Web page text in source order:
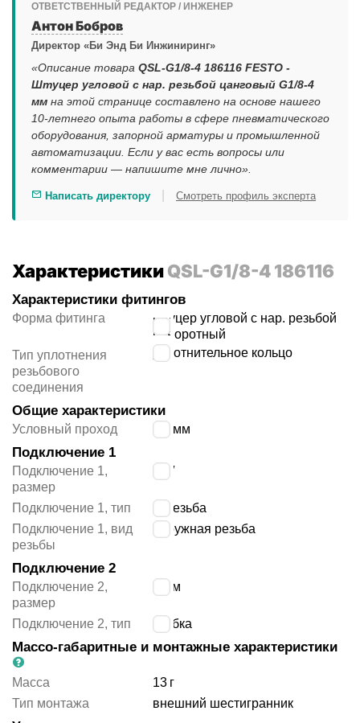
ОТВЕТСТВЕННЫЙ РЕДАКТОР / ИНЖЕНЕР
Антон Бобров
Директор «Би Энд Би Инжиниринг»
«Описание товара QSL-G1/8-4 186116 FESTO -
Штуцер угловой с нар. резьбой цанговый G1/8-4
мм на этой странице составлено на основе нашего
10-летнего опыта работы в сфере пневматического
оборудования, запорной арматуры и промышленной
автоматизации. Если у вас есть вопросы или
комментарии — напишите мне лично».
Написать директору Смотреть профиль эксперта
ХарактеристикиQSL-G1/8-4 186116
Характеристики фитингов
Форма фитинга
штуцер угловой с нар. резьбой
поворотный
Тип уплотнения
резьбового
соединения
уплотнительное кольцо
Общие характеристики
Условный проход мм
Подключение 1
Подключение 1,
размер
1/8″
Подключение 1, тип
G резьба
Подключение 1, вид
резьбы
наружная резьба
Подключение 2
Подключение 2,
размер
4 мм
Подключение 2, тип трубка
Массо-габаритные и монтажные характеристики
Масса 13 г
Тип монтажа
внешний шестигранник